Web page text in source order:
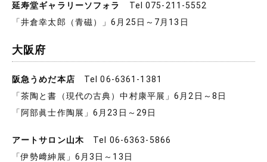
延寿堂ギャラリーソフォラ
Tel 075-211-5552
「井倉幸太郎（青磁）」6月25日～7月13日
大阪府
阪急うめだ本店 Tel 06-6361-1381
「茶陶と書（現代の古典）中村康平展」6月2日～8日
「阿部眞士作陶展」6月23日～29日
アートサロン山木 Tel 06-6363-5866
「伊勢﨑紳展」6月3日～13日